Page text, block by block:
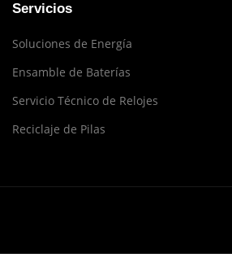
Servicios
Soluciones de Energía
Ensamble de Baterías
Servicio Técnico de Relojes
Reciclaje de Pilas